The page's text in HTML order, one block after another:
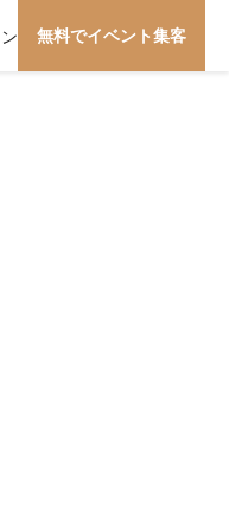
無料でイベント集客